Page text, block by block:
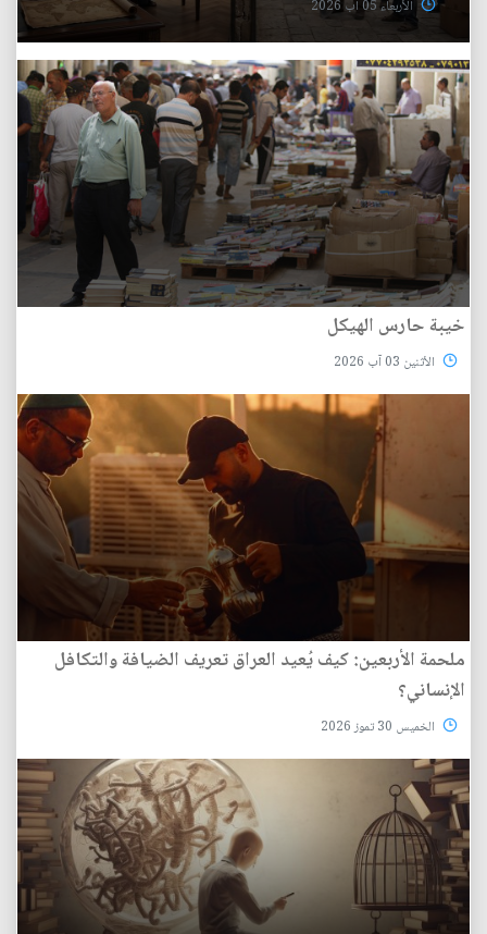
الأربعاء 05 آب 2026
خيبة حارس الهيكل
الأثنين 03 آب 2026
ملحمة الأربعين: كيف يُعيد العراق تعريف الضيافة والتكافل
الإنساني؟
الخميس 30 تموز 2026